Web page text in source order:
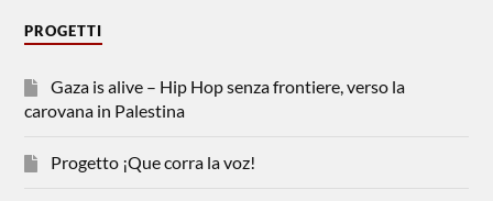
PROGETTI
Gaza is alive – Hip Hop senza frontiere, verso la
carovana in Palestina
Progetto ¡Que corra la voz!